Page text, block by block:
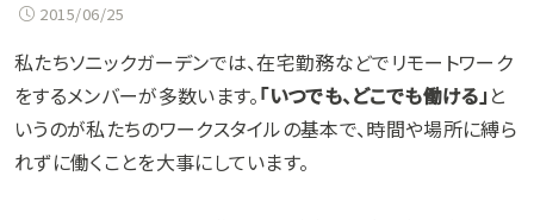
2015/06/25
私たちソニックガーデンでは、在宅勤務などでリモートワーク
をするメンバーが多数います。「いつでも、どこでも働ける」と
いうのが私たちのワークスタイルの基本で、時間や場所に縛ら
れずに働くことを大事にしています。